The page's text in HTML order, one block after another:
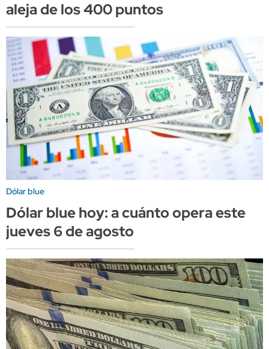
aleja de los 400 puntos
Dólar blue
Dólar blue hoy: a cuánto opera este
jueves 6 de agosto